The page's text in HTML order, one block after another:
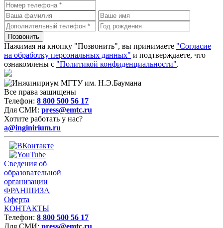
Нажимая на кнопку "Позвонить", вы принимаете "Согласие
на обработку персональных данных" и подтверждаете, что
ознакомлены с "Политикой конфиденциальности".
Все права защищены
Телефон: 8 800 500 56 17
Для СМИ: press@emtc.ru
Хотите работать у нас?
a@inginirium.ru
Сведения об
образовательной
организации
ФРАНШИЗА
Оферта
КОНТАКТЫ
Телефон: 8 800 500 56 17
Для СМИ: press@emtc.ru